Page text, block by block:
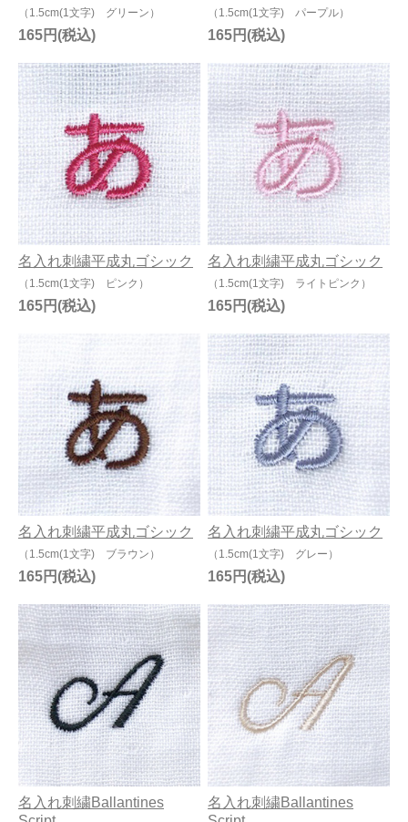
（1.5cm(1文字) グリーン）
165円
（1.5cm(1文字) パープル）
165円
名入れ刺繍平成丸ゴシック
（1.5cm(1文字) ピンク）
165円
名入れ刺繍平成丸ゴシック
（1.5cm(1文字) ライトピンク）
165円
名入れ刺繍平成丸ゴシック
（1.5cm(1文字) ブラウン）
165円
名入れ刺繍平成丸ゴシック
（1.5cm(1文字) グレー）
165円
名入れ刺繍Ballantines
名入れ刺繍Ballantines